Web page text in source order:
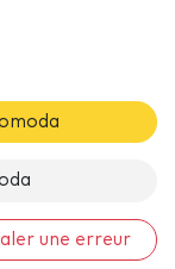
une erreur